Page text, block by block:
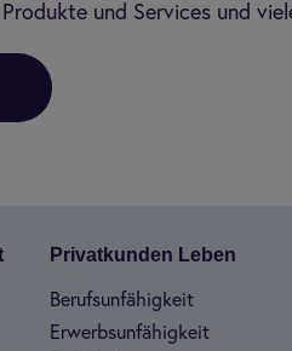
und Services und
Pri­vat­kun­den Leben
Berufs­un­fä­hig­keit
Erwerbs­un­fä­hig­keit